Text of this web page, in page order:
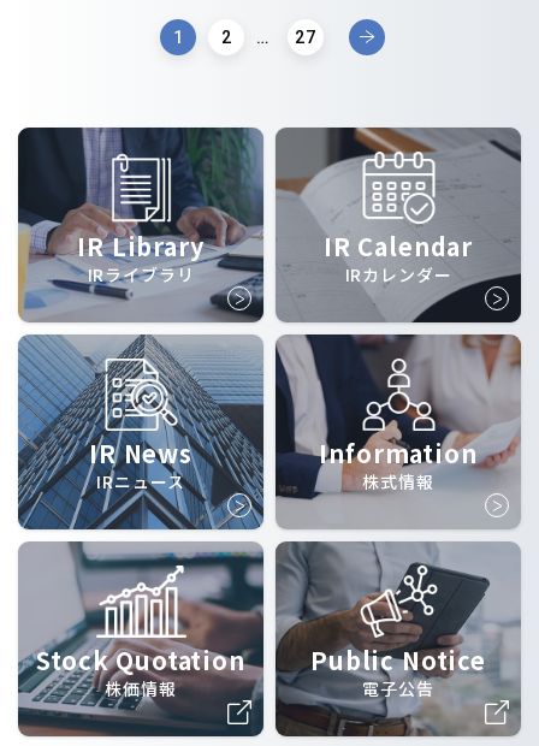
1 2 … 27
IR Library
IRライブラリ
IR Calendar
IRカレンダー
IR News
IRニュース
Information
株式情報
Stock Quotation
株価情報
Public Notice
電子公告